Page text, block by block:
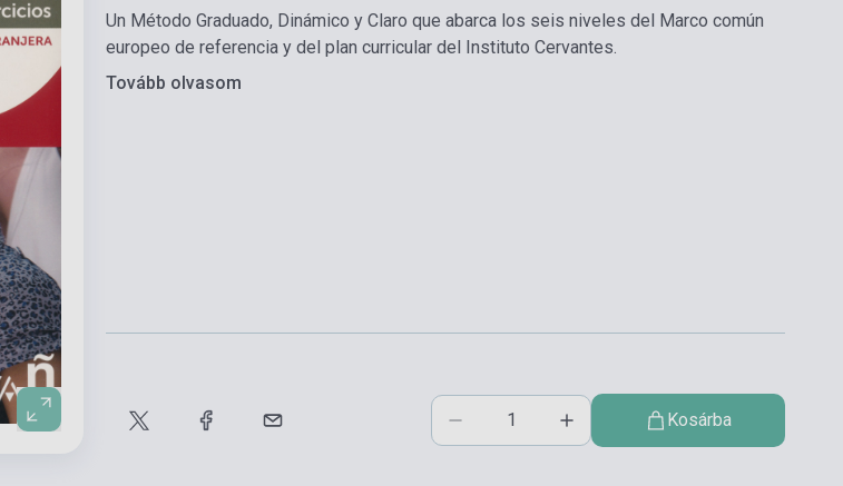
Un Método Graduado, Dinámico y Claro que abarca los seis niveles del Marco común
europeo de referencia y del plan curricular del Instituto Cervantes.
Tovább olvasom
Kosárba